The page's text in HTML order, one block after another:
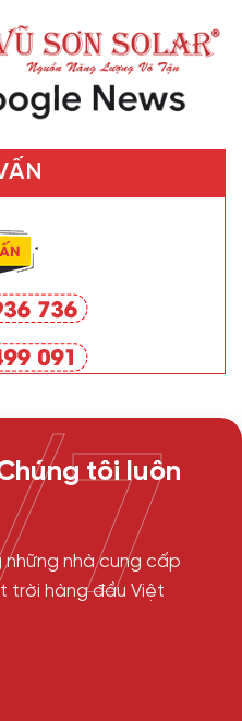
tôi luôn
những nhà cung cấp
trời hàng đầu Việt
7